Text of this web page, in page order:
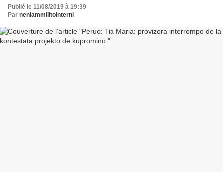
Publié le 11/08/2019 à 19:39
Par neniammilitointerni